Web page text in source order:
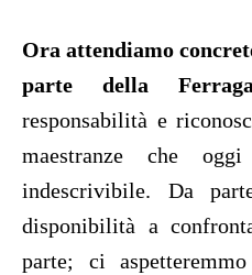
Ora attendiamo
parte della
responsabilità e
maestranze che
indescrivibile. Da
disponibilità a
parte; ci